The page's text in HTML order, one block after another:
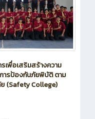
เพื่อเสริมสร้างความ
รป้องกันภัยพิบัติ ตาม
(Safety College)